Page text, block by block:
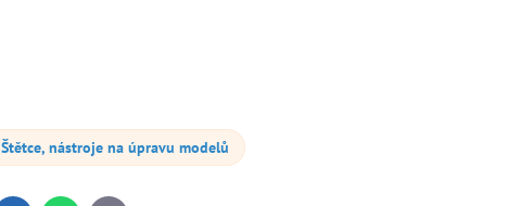
Štětce, nástroje na úpravu modelů